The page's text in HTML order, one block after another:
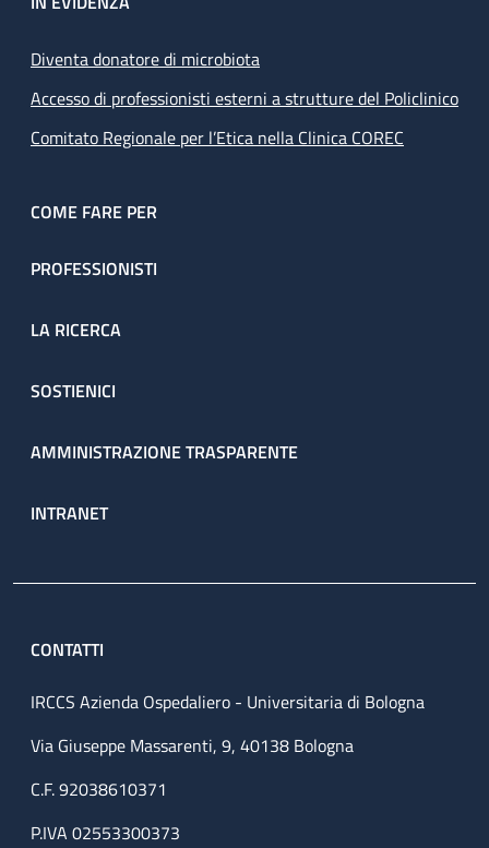
Diventa donatore di microbiota
Accesso di professionisti esterni a strutture del Policlinico
Comitato Regionale per l’Etica nella Clinica COREC
COME FARE PER
PROFESSIONISTI
LA RICERCA
SOSTIENICI
AMMINISTRAZIONE TRASPARENTE
INTRANET
CONTATTI
IRCCS Azienda Ospedaliero - Universitaria di Bologna
Via Giuseppe Massarenti, 9, 40138 Bologna
C.F. 92038610371
P.IVA 02553300373